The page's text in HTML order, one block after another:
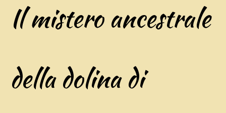
Il mistero ancestrale
della dolina di